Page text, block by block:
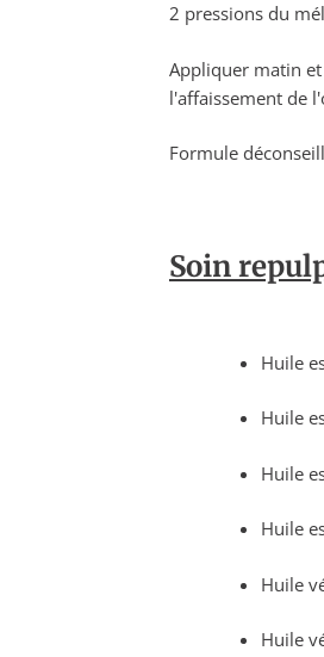
2 pressions du
Appliquer matin
l'affaissement de
Formule
Soin
Huile
Huile
Huile
Huile
Huile
Huile